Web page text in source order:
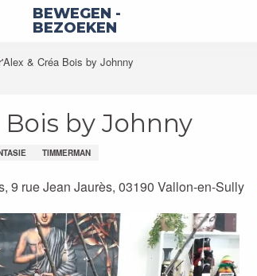
BEWEGEN -
BEZOEKEN
& Créa Bois by Johnny
Bois by Johnny
TIMMERMAN
9 rue Jean Jaurès, 03190 Vallon-en-Sully